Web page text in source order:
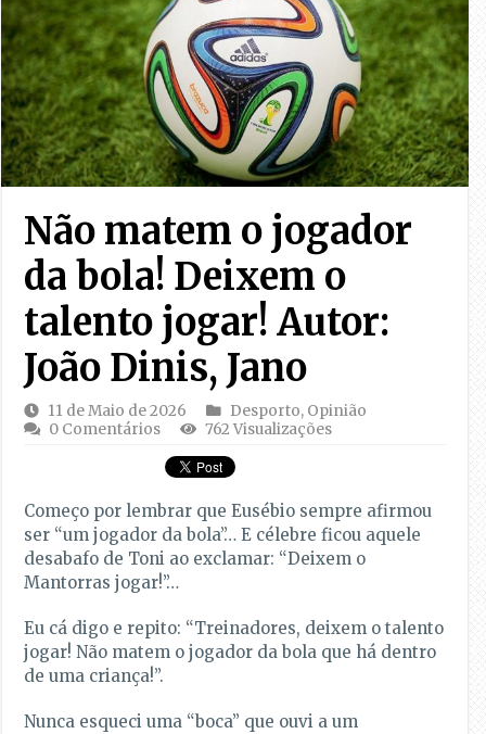
Não matem o jogador
da bola! Deixem o
talento jogar! Autor:
João Dinis, Jano
11 de Maio de 2026 Desporto, Opinião
0 Comentários
762 Visualizações
Começo por lembrar que Eusébio sempre afirmou
ser “um jogador da bola”… E célebre ficou aquele
desabafo de Toni ao exclamar: “Deixem o
Mantorras jogar!”…
Eu cá digo e repito: “Treinadores, deixem o talento
jogar! Não matem o jogador da bola que há dentro
de uma criança!”.
Nunca esqueci uma “boca” que ouvi a um